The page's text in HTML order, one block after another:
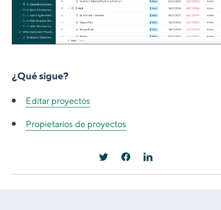
¿Qué sigue?
Editar proyectos
Propietarios de proyectos